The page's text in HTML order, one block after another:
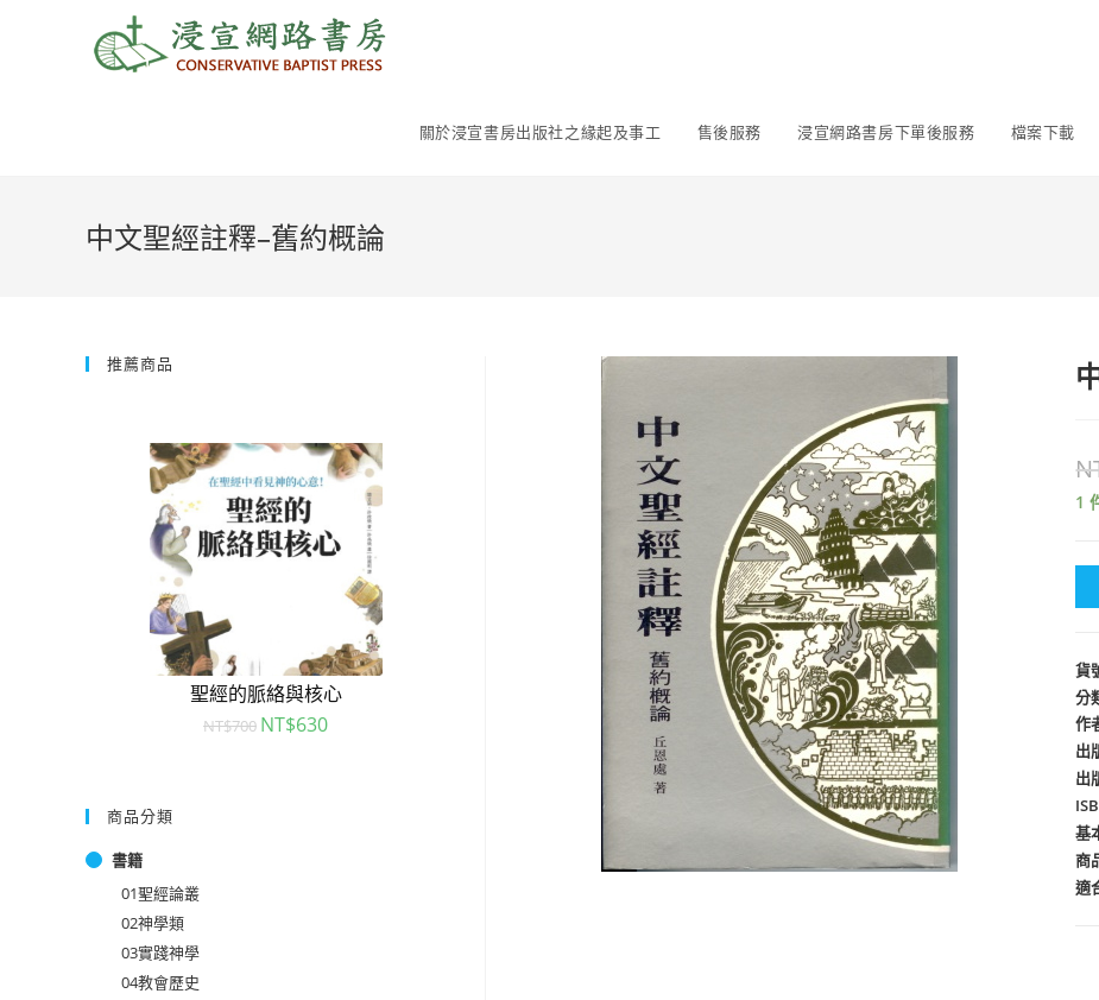
關於浸宣書房出版社之緣起及事工 售後服務 浸宣網路書房下單後服務 檔案下載
中文聖經註釋–舊約概論
1
貨
分
作
出
出
基
商
適
推薦商品
聖經的脈絡與核心
NT$700 NT$630
聖經的脈絡與核心
NT$630
聖經的脈絡與核心
NT$
商品分類
書籍
01聖經論叢
02神學類
03實踐神學
04教會歷史